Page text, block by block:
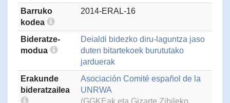
Barruko
kodea
2014-ERAL-16
Bideratze-
modua
Deialdi bidezko diru-laguntza jaso
duten bitartekoek burututako
jarduerak
Erakunde
bideratzailea
Asociación Comité español de la
UNRWA
(GGKEak eta Gizarte Zibileko